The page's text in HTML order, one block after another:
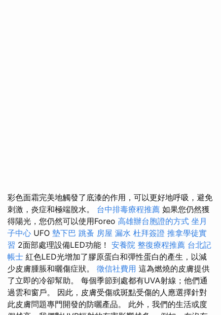
彩色面霜完美地觸發了底漆的作用，可以更好地呼吸，避免
刺激，炎症和極端脫水。 台中排毒療程推薦 如果您仍然獲
得陽光，您仍然可以使用Foreo 高雄辦台胞證的方式 坐月
子中心 UFO 墊下巴 跳蚤 房屋 漏水 杜拜簽證 推拿學徒實
習 2面部處理設備LED功能！ 安養院 整復療程推薦 台北記
帳士 紅色LED光增加了膠原蛋白和彈性蛋白的產生，以減
少皮膚腫脹和曬傷症狀。 徵信社費用 這為燃燒的皮膚提供
了立即的冷卻幫助。 每個季節到處都有UVA射線；他們通
過雲和窗戶。 因此，皮膚受傷或斑點受傷的人應選擇針對
此皮膚問題專門開發的防曬產品。 此外，我們的生活或度